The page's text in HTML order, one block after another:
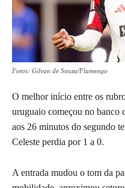
Fotos: Gilvan de Souza/Flamengo
O melhor início entre os
uruguaio começou no banco
aos 26 minutos do segundo
Celeste perdia por 1 a 0.
A entrada mudou o tom da